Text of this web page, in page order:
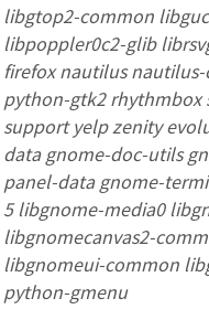
libgtop2-common
libpoppler0c2-glib
firefox nautilus
python-gtk2 rhythmbox
support yelp zenity
data gnome-doc-utils
panel-data gnome-
5 libgnome-media0
libgnomecanvas2-
libgnomeui-common
python-gmenu